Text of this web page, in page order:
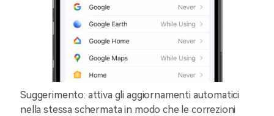
Suggerimento: attiva gli aggiornamenti automatici
nella stessa schermata in modo che le correzioni